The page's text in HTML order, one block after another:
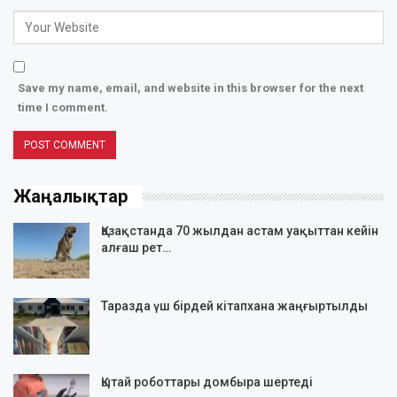
Save my name, email, and website in this browser for the next
time I comment.
Жаңалықтар
Қазақстанда 70 жылдан астам уақыттан кейін
алғаш рет…
Таразда үш бірдей кітапхана жаңғыртылды
Қытай роботтары домбыра шертеді